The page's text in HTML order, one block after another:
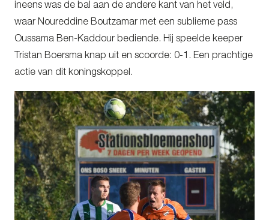
ineens was de bal aan de andere kant van het veld,
waar Noureddine Boutzamar met een sublieme pass
Oussama Ben-Kaddour bediende. Hij speelde keeper
Tristan Boersma knap uit en scoorde: 0-1. Een prachtige
actie van dit koningskoppel.